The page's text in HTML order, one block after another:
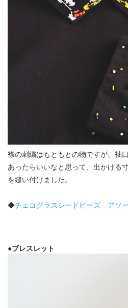
襟の刺繍はもともとの物ですが、袖
あったらいいなと思って、出かける
を縫い付けました。
◆チェコグラスシードビーズ アソ
●ブレスレット